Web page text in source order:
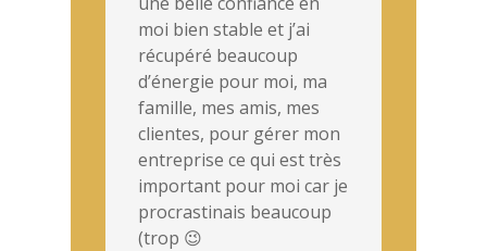
moi bien stable et j’ai
récupéré beaucoup
d’énergie pour moi, ma
famille, mes amis, mes
clientes, pour gérer mon
entreprise ce qui est très
important pour moi car je
procrastinais beaucoup
(trop 😉